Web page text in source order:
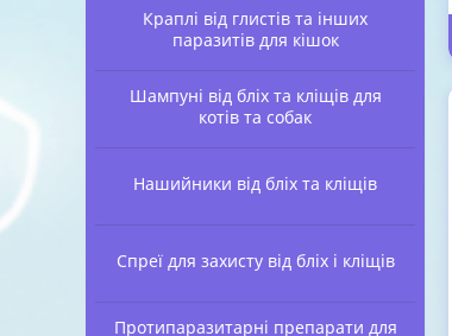
Краплі від глистів та інших
паразитів для кішок
Шампуні від бліх та кліщів для
котів та собак
Нашийники від бліх та кліщів
Спреї для захисту від бліх і кліщів
Протипаразитарні препарати для